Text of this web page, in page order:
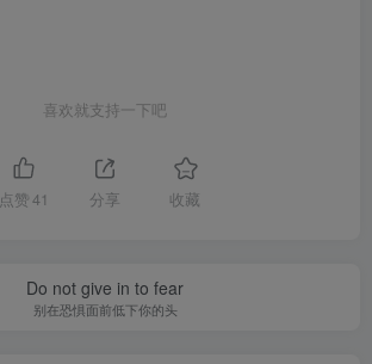
喜欢就支持一下吧
点赞 41 分享 收藏
Do not give in to fear
别在恐惧面前低下你的头